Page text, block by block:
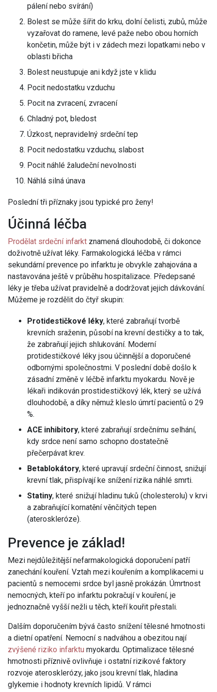
pálení nebo svírání)
Bolest se může šířit do krku, dolní čelisti, zubů, může
vyzařovat do ramene, levé paže nebo obou horních
končetin, může být i v zádech mezi lopatkami nebo v
oblasti břicha
Bolest neustupuje ani když jste v klidu
Pocit nedostatku vzduchu
Pocit na zvracení, zvracení
Chladný pot, bledost
Úzkost, nepravidelný srdeční tep
Pocit nedostatku vzduchu, slabost
Pocit náhlé žaludeční nevolnosti
Náhlá silná únava
Poslední tři příznaky jsou typické pro ženy!
Účinná léčba
Prodělat srdeční infarkt znamená dlouhodobě, či dokonce
doživotně užívat léky. Farmakologická léčba v rámci
sekundární prevence po infarktu je obvykle zahajována a
nastavována ještě v průběhu hospitalizace. Předepsané
léky je třeba užívat pravidelně a dodržovat jejich dávkování.
Můžeme je rozdělit do čtyř skupin:
Protidestičkové léky, které zabraňují tvorbě
krevních sraženin, působí na krevní destičky a to tak,
že zabraňují jejich shlukování. Moderní
protidestičkové léky jsou účinnější a doporučené
odbornými společnostmi. V poslední době došlo k
zásadní změně v léčbě infarktu myokardu. Nově je
lékaři indikován prostidestičkový lék, který se užívá
dlouhodobě, a díky němuž kleslo úmrtí pacientů o 29
%.
ACE inhibitory, které zabraňují srdečnímu selhání,
kdy srdce není samo schopno dostatečně
přečerpávat krev.
Betablokátory, které upravují srdeční činnost, snižují
krevní tlak, přispívají ke snížení rizika náhlé smrti.
Statiny, které snižují hladinu tuků (cholesterolu) v krvi
a zabraňující kornatění věnčitých tepen
(ateroskleróze).
Prevence je základ!
Mezi nejdůležitější nefarmakologická doporučení patří
zanechání kouření. Vztah mezi kouřením a komplikacemi u
pacientů s nemocemi srdce byl jasně prokázán. Úmrtnost
nemocných, kteří po infarktu pokračují v kouření, je
jednoznačně vyšší nežli u těch, kteří kouřit přestali.
Dalším doporučením bývá často snížení tělesné hmotnosti
a dietní opatření. Nemocní s nadváhou a obezitou nají
zvýšené riziko infarktu myokardu. Optimalizace tělesné
hmotnosti příznivě ovlivňuje i ostatní rizikové faktory
rozvoje aterosklerózy, jako jsou krevní tlak, hladina
glykemie i hodnoty krevních lipidů. V rámci